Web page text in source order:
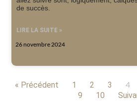
de succès.
LIRE LA SUITE »
26 novembre 2024
« Précédent 1 2 3 4
9
10